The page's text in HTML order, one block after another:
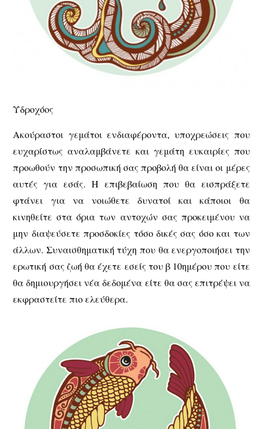
Υδροχόος
Ακούραστοι γεμάτοι ενδιαφέροντα, υποχρεώσεις που
ευχαρίστως αναλαμβάνετε και γεμάτη ευκαιρίες που
προωθούν την προσωπική σας προβολή θα είναι οι μέρες
αυτές για εσάς. Η επιβεβαίωση που θα εισπράξετε
φτάνει για να νοιώθετε δυνατοί και κάποιοι θα
κινηθείτε στα όρια των αντοχών σας προκειμένου να
μην διαψεύσετε προσδοκίες τόσο δικές σας όσο και των
άλλων. Συναισθηματική τύχη που θα ενεργοποιήσει την
ερωτική σας ζωή θα έχετε εσείς του β 10ημέρου που είτε
θα δημιουργήσει νέα δεδομένα είτε θα σας επιτρέψει να
εκφραστείτε πιο ελεύθερα.